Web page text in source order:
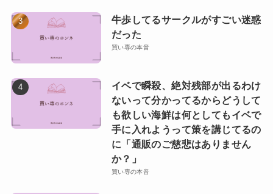
牛歩してるサークルがすごい迷惑
だった
買い専の本音
イベで瞬殺、絶対残部が出るわけ
ないって分かってるからどうして
も欲しい海鮮は何としてもイベで
手に入れようって策を講じてるの
に「通販のご慈悲はありません
か？」
買い専の本音